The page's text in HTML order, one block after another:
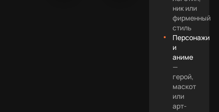
ник или
фирменный
стиль
Персонажи
и
аниме
—
герой,
маскот
или
арт-